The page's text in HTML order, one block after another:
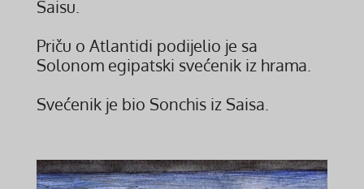
Saisu.
Priču o Atlantidi podijelio je sa
Solonom egipatski svećenik iz hrama.
Svećenik je bio Sonchis iz Saisa.